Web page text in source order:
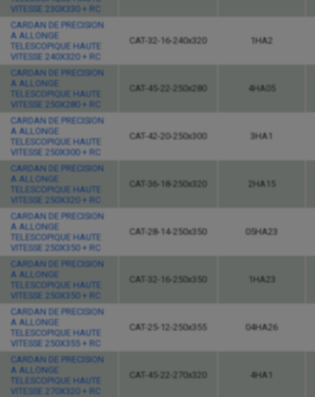
VITESSE 230X330 + RC
CARDAN DE PRECISION
A ALLONGE
TELESCOPIQUE HAUTE
VITESSE 240X320 + RC
CAT-32-16-240x320 1HA2
CARDAN DE PRECISION
A ALLONGE
TELESCOPIQUE HAUTE
VITESSE 250X280 + RC
CAT-45-22-250x280 4HA05
CARDAN DE PRECISION
A ALLONGE
TELESCOPIQUE HAUTE
VITESSE 250X300 + RC
CAT-42-20-250x300 3HA1
CARDAN DE PRECISION
A ALLONGE
TELESCOPIQUE HAUTE
VITESSE 250X320 + RC
CAT-36-18-250x320 2HA15
CARDAN DE PRECISION
A ALLONGE
TELESCOPIQUE HAUTE
VITESSE 250X350 + RC
CAT-28-14-250x350 05HA23
CARDAN DE PRECISION
A ALLONGE
TELESCOPIQUE HAUTE
VITESSE 250X350 + RC
CAT-32-16-250x350 1HA23
CARDAN DE PRECISION
A ALLONGE
TELESCOPIQUE HAUTE
VITESSE 250X355 + RC
CAT-25-12-250x355 04HA26
CARDAN DE PRECISION
A ALLONGE
TELESCOPIQUE HAUTE
VITESSE 270X320 + RC
CAT-45-22-270x320 4HA1